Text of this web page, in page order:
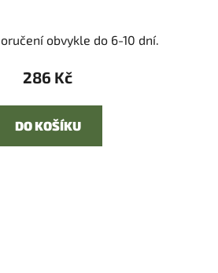
obvykle do 6-10 dní.
286 Kč
DO KOŠÍKU